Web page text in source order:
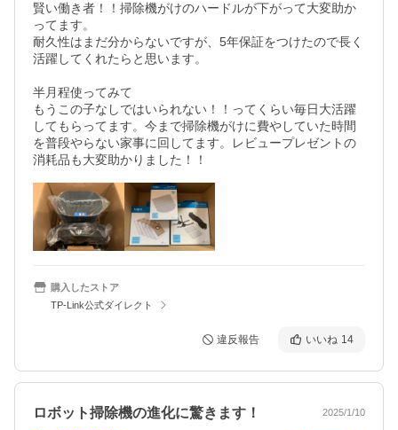
賢い働き者！！掃除機がけのハードルが下がって大変助か
ってます。
耐久性はまだ分からないですが、5年保証をつけたので長く
活躍してくれたらと思います。
半月程使ってみて
もうこの子なしではいられない！！ってくらい毎日大活躍
してもらってます。今まで掃除機がけに費やしていた時間
を普段やらない家事に回してます。レビュープレゼントの
消耗品も大変助かりました！！
購入したストア
TP-Link公式ダイレクト
違反報告 いいね 14
ロボット掃除機の進化に驚きます！ 2025/1/10